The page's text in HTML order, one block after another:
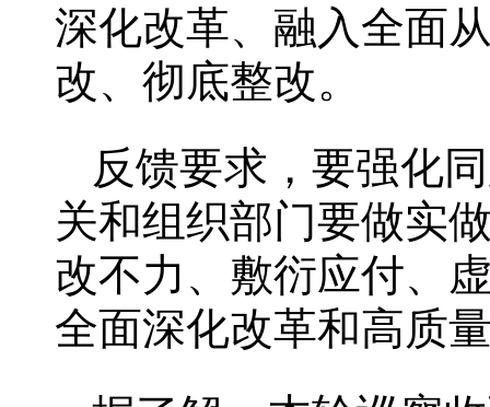
深化改革、融入全面
改、彻底整改。
反馈要求，要强化
关和组织部门要做实
改不力、敷衍应付、
全面深化改革和高质